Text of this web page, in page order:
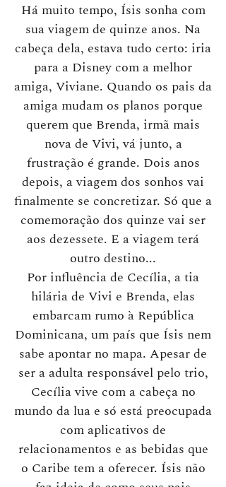
Há muito tempo, Ísis sonha com
sua viagem de quinze anos. Na
cabeça dela, estava tudo certo: iria
para a Disney com a melhor
amiga, Viviane. Quando os pais da
amiga mudam os planos porque
querem que Brenda, irmã mais
nova de Vivi, vá junto, a
frustração é grande. Dois anos
depois, a viagem dos sonhos vai
finalmente se concretizar. Só que a
comemoração dos quinze vai ser
aos dezessete. E a viagem terá
outro destino...
Por influência de Cecília, a tia
hilária de Vivi e Brenda, elas
embarcam rumo à República
Dominicana, um país que Ísis nem
sabe apontar no mapa. Apesar de
ser a adulta responsável pelo trio,
Cecília vive com a cabeça no
mundo da lua e só está preocupada
com aplicativos de
relacionamentos e as bebidas que
o Caribe tem a oferecer. Ísis não